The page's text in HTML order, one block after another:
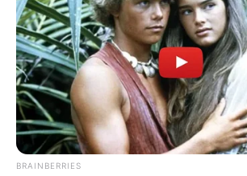
BRAINBERRIES